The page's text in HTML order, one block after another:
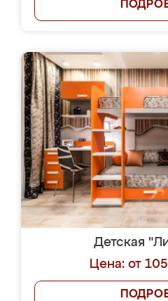
Детская
Цена: от